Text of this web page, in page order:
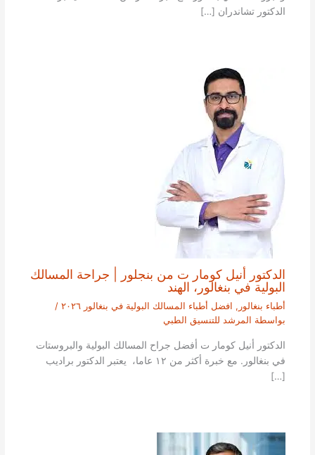
الدكتور تشاندران […]
الدكتور أنيل كومار ت من بنجلور | جراحة المسالك
البولية في بنغالور، الهند
أطباء بنغالور , افضل أطباء المسالك البولية في بنغالور ٢٠٢٦
/
بواسطة المرشد للتنسيق الطبي
الدكتور أنيل كومار ت أفضل جراح المسالك البولية والبروستات
في بنغالور. مع خبرة أكثر من ١٢ عاما، يعتبر الدكتور براديب
[…]